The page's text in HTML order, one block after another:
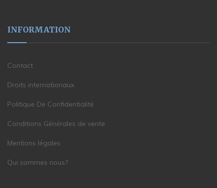
INFORMATION
Contact
Droits internationaux
Politique De Confidentialité
Conditions Générales de vente
Mentions légales
Qui sommes nous?